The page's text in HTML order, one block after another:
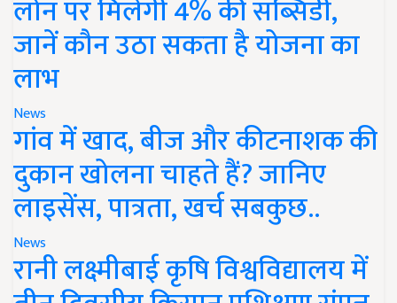
लोन पर मिलेगी 4% की सब्सिडी,
जानें कौन उठा सकता है योजना का
लाभ
News
गांव में खाद, बीज और कीटनाशक की
दुकान खोलना चाहते हैं? जानिए
लाइसेंस, पात्रता, खर्च सबकुछ..
News
रानी लक्ष्मीबाई कृषि विश्वविद्यालय में